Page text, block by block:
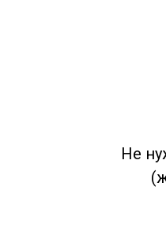
Не